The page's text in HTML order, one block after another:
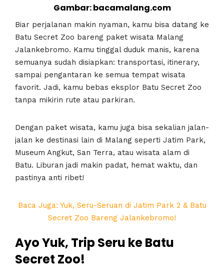
Gambar: bacamalang.com
Biar perjalanan makin nyaman, kamu bisa datang ke
Batu Secret Zoo bareng paket wisata Malang
Jalankebromo. Kamu tinggal duduk manis, karena
semuanya sudah disiapkan: transportasi, itinerary,
sampai pengantaran ke semua tempat wisata
favorit. Jadi, kamu bebas eksplor Batu Secret Zoo
tanpa mikirin rute atau parkiran.
Dengan paket wisata, kamu juga bisa sekalian jalan-
jalan ke destinasi lain di Malang seperti Jatim Park,
Museum Angkut, San Terra, atau wisata alam di
Batu. Liburan jadi makin padat, hemat waktu, dan
pastinya anti ribet!
Baca Juga: Yuk, Seru-Seruan di Jatim Park 2 & Batu
Secret Zoo Bareng Jalankebromo!
Ayo Yuk, Trip Seru ke Batu
Secret Zoo!